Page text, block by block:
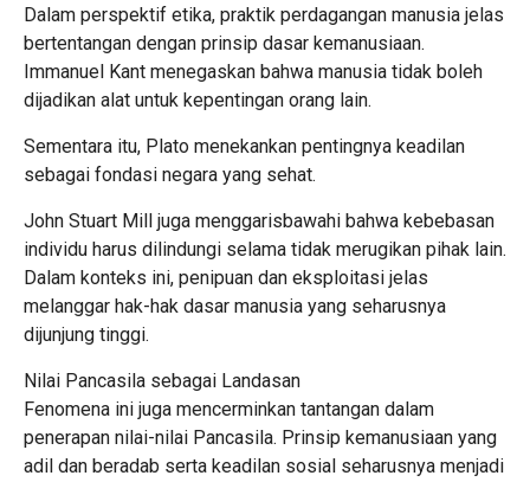
Dalam perspektif etika, praktik perdagangan manusia jelas
bertentangan dengan prinsip dasar kemanusiaan.
Immanuel Kant menegaskan bahwa manusia tidak boleh
dijadikan alat untuk kepentingan orang lain.
Sementara itu, Plato menekankan pentingnya keadilan
sebagai fondasi negara yang sehat.
John Stuart Mill juga menggarisbawahi bahwa kebebasan
individu harus dilindungi selama tidak merugikan pihak lain.
Dalam konteks ini, penipuan dan eksploitasi jelas
melanggar hak-hak dasar manusia yang seharusnya
dijunjung tinggi.
Nilai Pancasila sebagai Landasan
Fenomena ini juga mencerminkan tantangan dalam
penerapan nilai-nilai Pancasila. Prinsip kemanusiaan yang
adil dan beradab serta keadilan sosial seharusnya menjadi